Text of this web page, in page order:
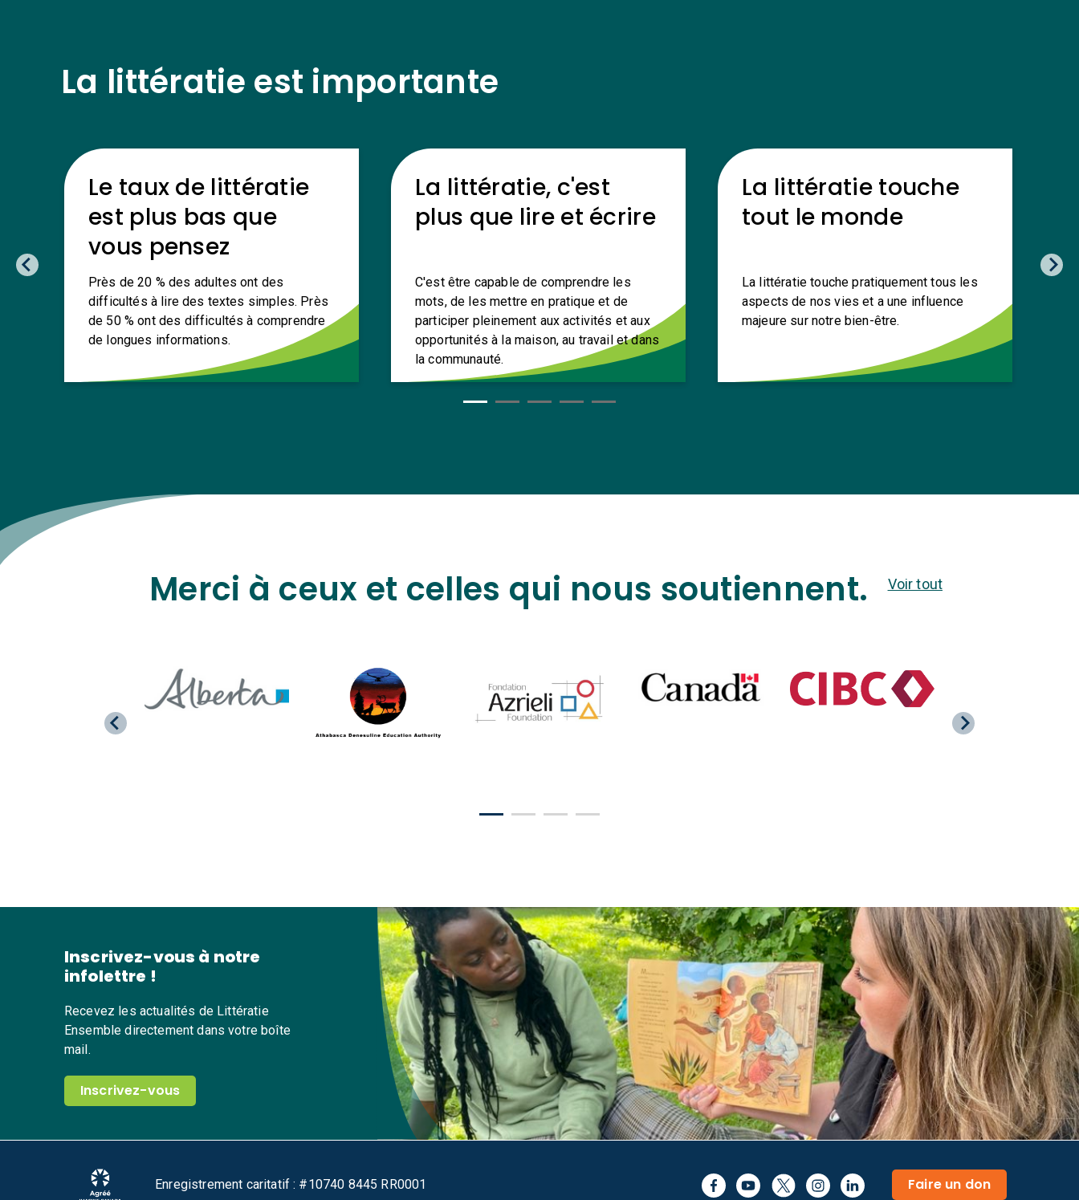
La littératie est importante
Le taux de littératie
est plus bas que
vous pensez
Près de 20 % des adultes ont des
difficultés à lire des textes simples. Près
de 50 % ont des difficultés à comprendre
de longues informations.
La littératie, c'est
plus que lire et écrire
C'est être capable de comprendre les
mots, de les mettre en pratique et de
participer pleinement aux activités et aux
opportunités à la maison, au travail et dans
la communauté.
La littératie touche
tout le monde
La littératie touche pratiquement tous les
aspects de nos vies et a une influence
majeure sur notre bien-être.
Merci à ceux et celles qui nous soutiennent. Voir tout
Inscrivez-vous à notre
infolettre !
Recevez les actualités de Littératie
Ensemble directement dans votre boîte
mail.
Inscrivez-vous
Enregistrement caritatif : #10740 8445 RR0001 Faire un don